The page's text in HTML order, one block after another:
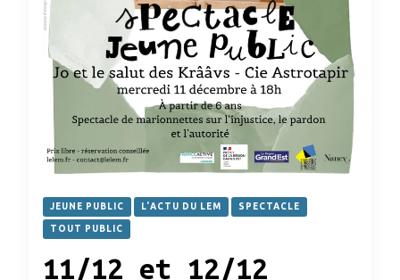
JEUNE PUBLIC L'ACTU DU LEM SPECTACLE
TOUT PUBLIC
11/12 et 12/12